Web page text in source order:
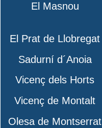
El Masnou
El Prat de Llobregat
Sadurní d´Anoia
Vicenç dels Horts
Vicenç de Montalt
Olesa de Montserrat